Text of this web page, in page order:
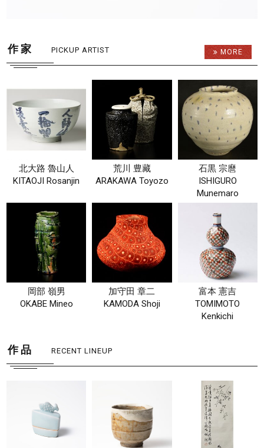
作 家 PICKUP ARTIST MORE
北大路 魯山人
KITAOJI Rosanjin
荒川 豊藏
ARAKAWA Toyozo
石黒 宗麿
ISHIGURO
Munemaro
岡部 嶺男
OKABE Mineo
加守田 章二
KAMODA Shoji
富本 憲吉
TOMIMOTO
Kenkichi
作 品 RECENT LINEUP